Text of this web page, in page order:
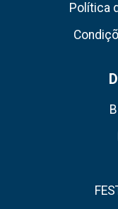
Política